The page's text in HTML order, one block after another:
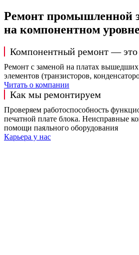
Ремонт промышленной
на компонентном уровне
Компонентный ремонт — это
Ремонт с заменой на платах
элементов (транзисторов,
Читать о компании
Как мы ремонтируем
Проверяем работоспособность
печатной плате блока. Неисправные
помощи паяльного оборудования
Карьера у нас